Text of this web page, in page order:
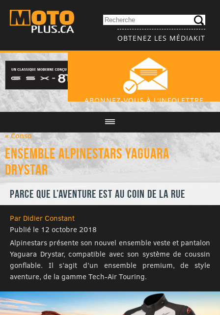
OBTENEZ LES MÉDIAKIT
ABONNEZ-VOUS À L'INFOLETTRE
« Conso
Ensemble Alpinestars Yaguara
Drystar
Parce que l’aventure est au coin de la rue
Par Didier Constant
Publié le 12 octobre 2018
Alpinestars présente son nouvel ensemble veste et pantalon
Yaguara Drystar, compatible avec son système de coussin
gonflable. Il s’agit d’un ensemble premium, de style
aventure, de la gamme Tech-Air Touring.